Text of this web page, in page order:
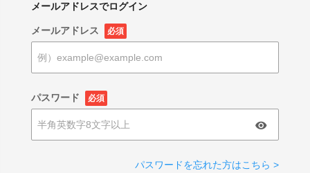
メールアドレスでログイン
メールアドレス 必須
パスワード 必須
パスワードを忘れた方はこちら >